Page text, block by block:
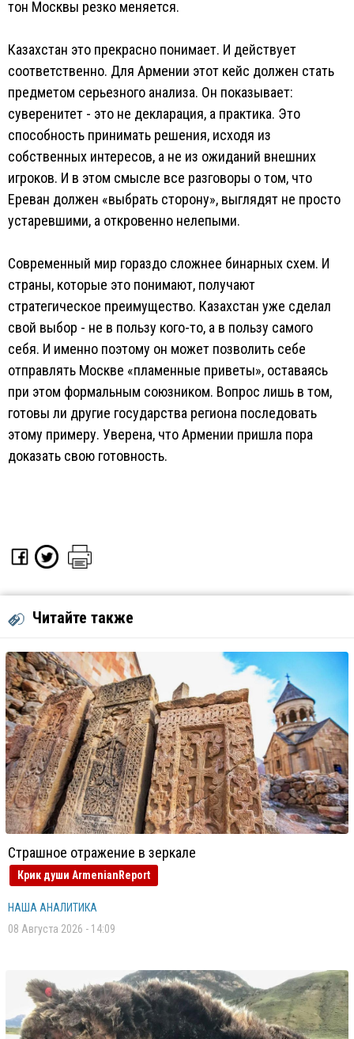
тон Москвы резко меняется.
Казахстан это прекрасно понимает. И действует
соответственно. Для Армении этот кейс должен стать
предметом серьезного анализа. Он показывает:
суверенитет - это не декларация, а практика. Это
способность принимать решения, исходя из
собственных интересов, а не из ожиданий внешних
игроков. И в этом смысле все разговоры о том, что
Ереван должен «выбрать сторону», выглядят не просто
устаревшими, а откровенно нелепыми.
Современный мир гораздо сложнее бинарных схем. И
страны, которые это понимают, получают
стратегическое преимущество. Казахстан уже сделал
свой выбор - не в пользу кого-то, а в пользу самого
себя. И именно поэтому он может позволить себе
отправлять Москве «пламенные приветы», оставаясь
при этом формальным союзником. Вопрос лишь в том,
готовы ли другие государства региона последовать
этому примеру. Уверена, что Армении пришла пора
доказать свою готовность.
Читайте также
Страшное отражение в зеркале
Крик души ArmenianReport
НАША АНАЛИТИКА
08 Августа 2026 - 14:09